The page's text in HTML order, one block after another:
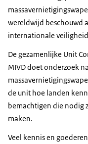
wereldwijd beschouwd
internationale
De gezamenlijke Unit
MIVD doet onderzoek
de unit hoe landen
bemachtigen die nodig
maken.
Veel kennis en